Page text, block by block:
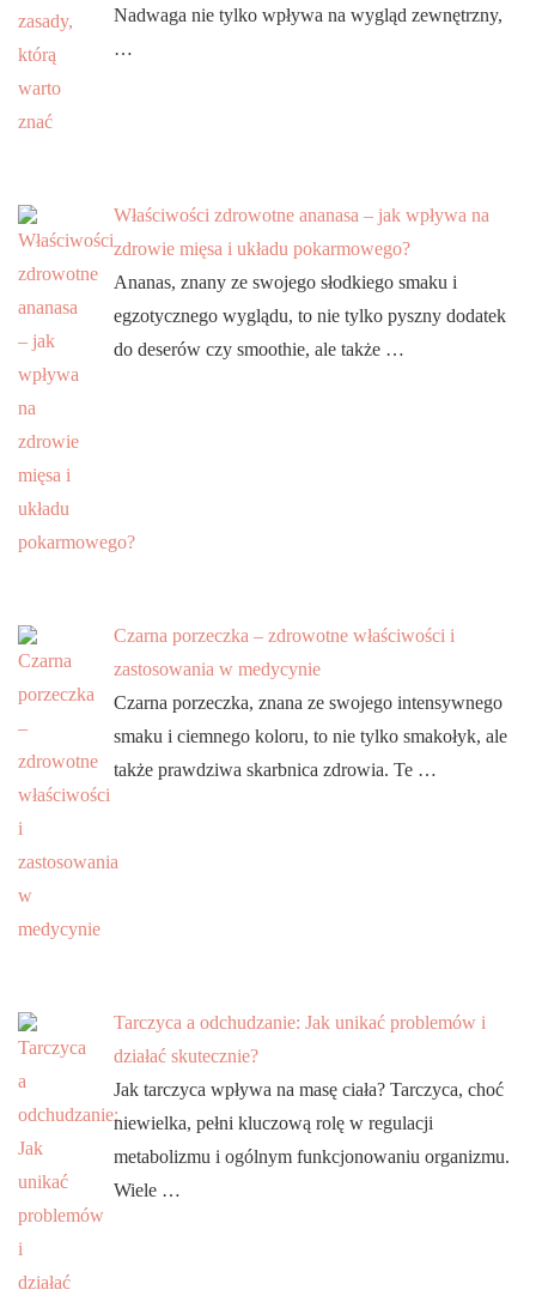
Nadwaga nie tylko wpływa na wygląd zewnętrzny,
…
Właściwości zdrowotne ananasa – jak wpływa na
zdrowie mięsa i układu pokarmowego?
Ananas, znany ze swojego słodkiego smaku i
egzotycznego wyglądu, to nie tylko pyszny dodatek
do deserów czy smoothie, ale także …
Czarna porzeczka – zdrowotne właściwości i
zastosowania w medycynie
Czarna porzeczka, znana ze swojego intensywnego
smaku i ciemnego koloru, to nie tylko smakołyk, ale
także prawdziwa skarbnica zdrowia. Te …
Tarczyca a odchudzanie: Jak unikać problemów i
działać skutecznie?
Jak tarczyca wpływa na masę ciała? Tarczyca, choć
niewielka, pełni kluczową rolę w regulacji
metabolizmu i ogólnym funkcjonowaniu organizmu.
Wiele …